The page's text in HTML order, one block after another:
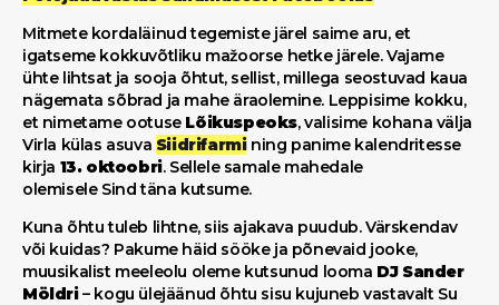
Mitmete kordaläinud tegemiste järel saime aru, et
igatseme kokkuvõtliku mažoorse hetke järele. Vajame
ühte lihtsat ja sooja õhtut, sellist, millega seostuvad kaua
nägemata sõbrad ja mahe äraolemine. Leppisime kokku,
et nimetame ootuse Lõikuspeoks, valisime kohana välja
Virla külas asuva Siidrifarmining panime kalendritesse
kirja 13. oktoobri. Sellele samale mahedale
olemisele Sind täna kutsume.
Kuna õhtu tuleb lihtne, siis ajakava puudub. Värskendav
või kuidas? Pakume häid sööke ja põnevaid jooke,
muusikalist meeleolu oleme kutsunud looma DJ Sander
Möldri– kogu ülejäänud õhtu sisu kujuneb vastavalt Su